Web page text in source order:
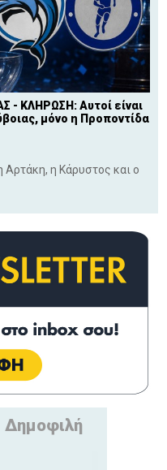
- ΚΛΗΡΩΣΗ: Αυτοί είναι
μόνο η Προποντίδα
Αρτάκη, η Κάρυστος και ο
Δημοφιλή